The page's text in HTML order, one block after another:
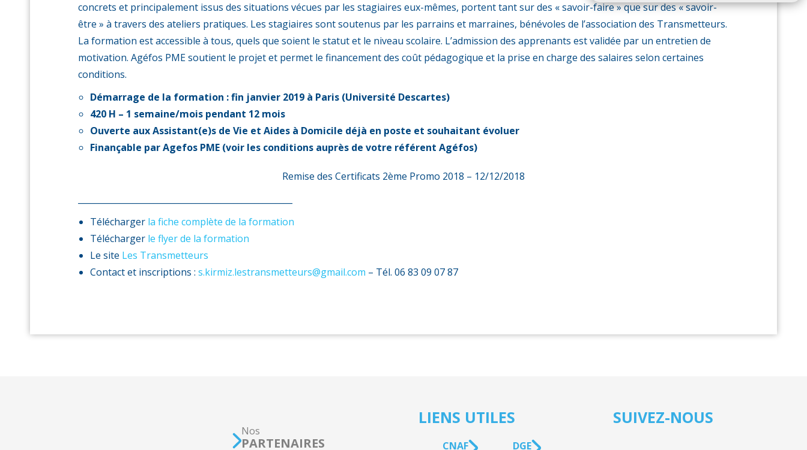
concrets et principalement issus des situations vécues par les stagiaires eux-mêmes, portent tant sur des « savoir-faire » que sur des « savoir-
être » à travers des ateliers pratiques. Les stagiaires sont soutenus par les parrains et marraines, bénévoles de l’association des Transmetteurs.
La formation est accessible à tous, quels que soient le statut et le niveau scolaire. L’admission des apprenants est validée par un entretien de
motivation. Agéfos PME soutient le projet et permet le financement des coût pédagogique et la prise en charge des salaires selon certaines
conditions.
Démarrage de la formation : fin janvier 2019 à Paris (Université Descartes)
420 H – 1 semaine/mois pendant 12 mois
Ouverte aux Assistant(e)s de Vie et Aides à Domicile déjà en poste et souhaitant évoluer
Finançable par Agefos PME (voir les conditions auprès de votre référent Agéfos)
Remise des Certificats 2ème Promo 2018 – 12/12/2018
Télécharger la fiche complète de la formation
Télécharger le flyer de la formation
Le site Les Transmetteurs
Contact et inscriptions : s.kirmiz.lestransmetteurs@gmail.com – Tél. 06 83 09 07 87
Nos
PARTENAIRES
LIENS UTILES
CNAF DGE
SUIVEZ-NOUS